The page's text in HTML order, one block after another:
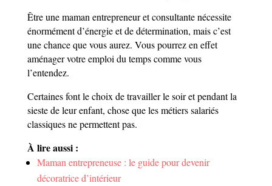
Être une maman entrepreneur et consultante nécessite
énormément d’énergie et de détermination, mais c’est
une chance que vous aurez. Vous pourrez en effet
aménager votre emploi du temps comme vous
l’entendez.
Certaines font le choix de travailler le soir et pendant la
sieste de leur enfant, chose que les métiers salariés
classiques ne permettent pas.
À lire aussi :
Maman entrepreneuse : le guide pour devenir
décoratrice d’intérieur